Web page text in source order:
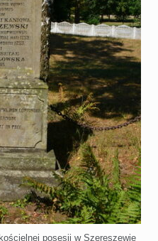
posesji w Szereszewie